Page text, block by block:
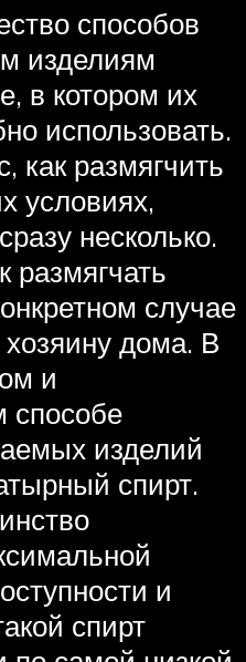
способов
изделиям
в котором их
использовать.
как размягчить
условиях,
несколько.
размягчать
случае
дома. В
и
способе
изделий
спирт.
и
спирт